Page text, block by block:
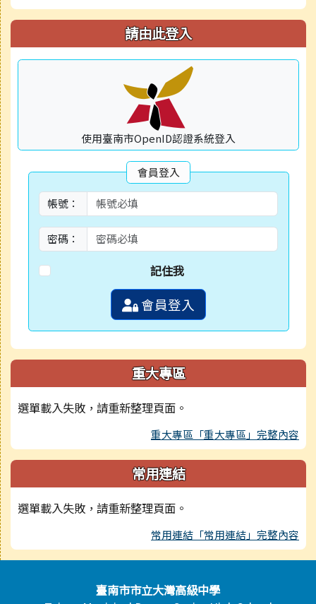
請由此登入
使用臺南市OpenID認證系統登入
會員登入
帳號：
密碼：
記住我
會員登入
重大專區
選單載入失敗，請重新整理頁面。
重大專區「重大專區」完整內容
常用連結
選單載入失敗，請重新整理頁面。
常用連結「常用連結」完整內容
頁尾區域內容臺南市市立大灣高級中學